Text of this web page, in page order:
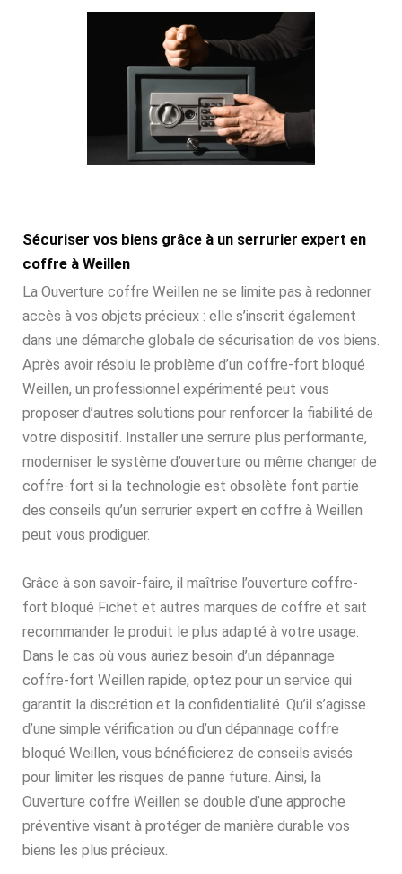
Sécuriser vos biens grâce à un serrurier expert en
coffre à Weillen
La Ouverture coffre Weillen ne se limite pas à redonner
accès à vos objets précieux : elle s’inscrit également
dans une démarche globale de sécurisation de vos biens.
Après avoir résolu le problème d’un coffre-fort bloqué
Weillen, un professionnel expérimenté peut vous
proposer d’autres solutions pour renforcer la fiabilité de
votre dispositif. Installer une serrure plus performante,
moderniser le système d’ouverture ou même changer de
coffre-fort si la technologie est obsolète font partie
des conseils qu’un serrurier expert en coffre à Weillen
peut vous prodiguer.
Grâce à son savoir-faire, il maîtrise l’ouverture coffre-
fort bloqué Fichet et autres marques de coffre et sait
recommander le produit le plus adapté à votre usage.
Dans le cas où vous auriez besoin d’un dépannage
coffre-fort Weillen rapide, optez pour un service qui
garantit la discrétion et la confidentialité. Qu’il s’agisse
d’une simple vérification ou d’un dépannage coffre
bloqué Weillen, vous bénéficierez de conseils avisés
pour limiter les risques de panne future. Ainsi, la
Ouverture coffre Weillen se double d’une approche
préventive visant à protéger de manière durable vos
biens les plus précieux.